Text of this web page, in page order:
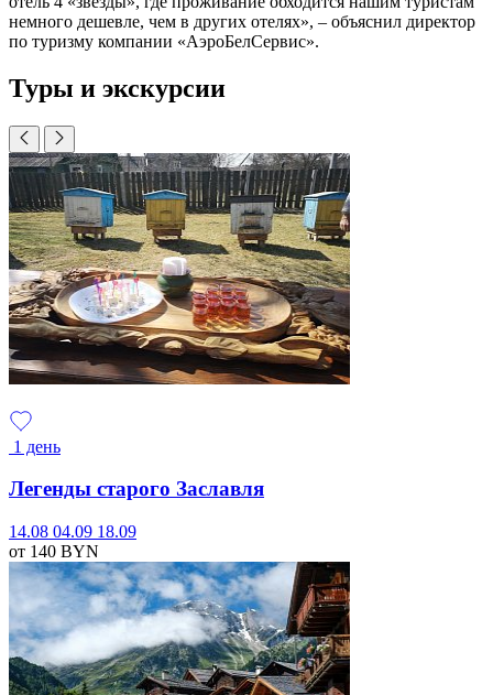
немного дешевле, чем в других отелях», – объяснил директор
по туризму компании «АэроБелСервис».
Туры и экскурсии
1 день
Легенды старого Заславля
14.08 04.09 18.09
от 140 BYN